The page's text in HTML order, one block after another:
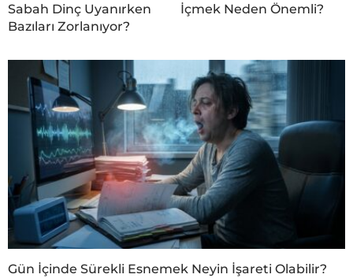
Sabah Dinç Uyanırken
Bazıları Zorlanıyor?
İçmek Neden Önemli?
Gün İçinde Sürekli Esnemek Neyin İşareti Olabilir?